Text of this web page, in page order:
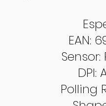
EAN:
Sensor:
DPI:
Polling